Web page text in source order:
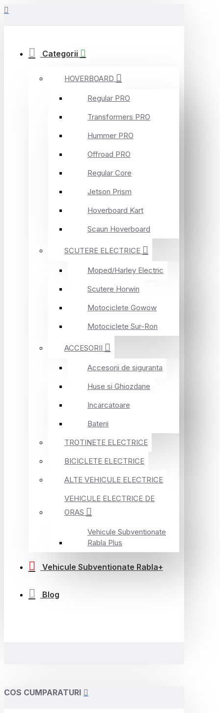
Categorii
HOVERBOARD
Regular PRO
Transformers PRO
Hummer PRO
Offroad PRO
Regular Core
Jetson Prism
Hoverboard Kart
Scaun Hoverboard
SCUTERE ELECTRICE
Moped/Harley Electric
Scutere Horwin
Motociclete Gowow
Motociclete Sur-Ron
ACCESORII
Accesorii de siguranta
Huse si Ghiozdane
Incarcatoare
Baterii
TROTINETE ELECTRICE
BICICLETE ELECTRICE
ALTE VEHICULE ELECTRICE
VEHICULE ELECTRICE DE
ORAS
Vehicule Subventionate
Rabla Plus
Vehicule Subventionate Rabla+
Blog
COS CUMPARATURI